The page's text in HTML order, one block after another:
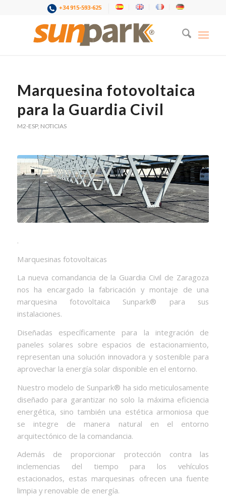
+34 915-593-625
Marquesina fotovoltaica
para la Guardia Civil
M2-ESP, NOTICIAS
.
Marquesinas fotovoltaicas
La nueva comandancia de la Guardia Civil de Zaragoza
nos ha encargado la fabricación y montaje de una
marquesina fotovoltaica Sunpark® para sus
instalaciones.
Diseñadas específicamente para la integración de
paneles solares sobre espacios de estacionamiento,
representan una solución innovadora y sostenible para
aprovechar la energía solar disponible en el entorno.
Nuestro modelo de Sunpark® ha sido meticulosamente
diseñado para garantizar no solo la máxima eficiencia
energética, sino también una estética armoniosa que
se integre de manera natural en el entorno
arquitectónico de la comandancia.
Además de proporcionar protección contra las
inclemencias del tiempo para los vehículos
estacionados, estas marquesinas ofrecen una fuente
limpia y renovable de energía.